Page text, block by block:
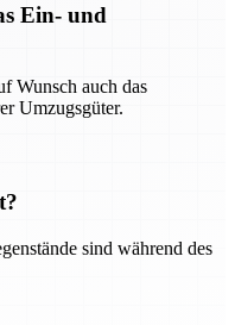
Ein- und
Wunsch auch das
Umzugsgüter.
sind während des